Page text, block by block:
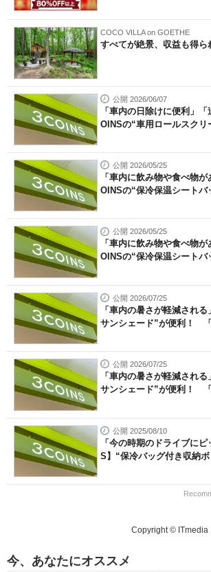
COCO VILLA on GOETHE
すべてが絶景、収益も得
公開 2026/06/07
「車内の日除けに便利」
OINSの“車用ロールスクリ
公開 2026/05/25
「車内に飲み物や食べ物
OINSの“保冷保温シートバ
公開 2026/05/25
「車内に飲み物や食べ物
OINSの“保冷保温シートバ
公開 2026/07/25
「車内の暑さが軽減され
サンシェード”が便利！
公開 2026/07/25
「車内の暑さが軽減され
サンシェード”が便利！
公開 2025/08/10
「今の時期のドライブに
S】“保冷バッグ付き収納
Copyright © ITmedia
今、あなたにオススメ